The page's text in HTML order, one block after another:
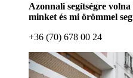
Azonnali segítségre
minket és mi örömmel
+36 (70) 678 00 24